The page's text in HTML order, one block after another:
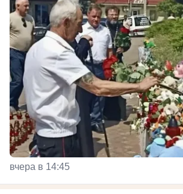
вчера в 14:45